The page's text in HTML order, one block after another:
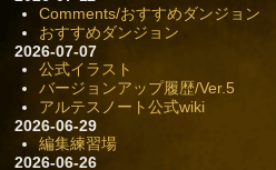
Comments/おすすめダンジョン
おすすめダンジョン
2026-07-07
公式イラスト
バージョンアップ履歴/Ver.5
アルテスノート公式wiki
2026-06-29
編集練習場
2026-06-26